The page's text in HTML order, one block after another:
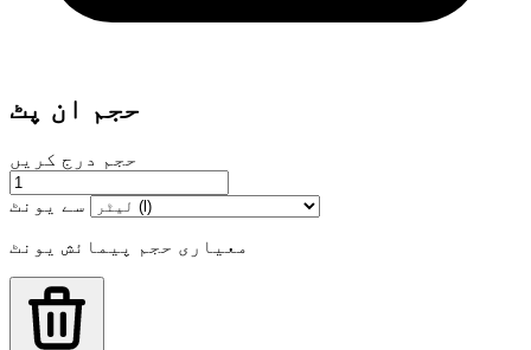
حجم ان پٹ
حجم درج کریں
سے یونٹ
معیاری حجم پیمائش یونٹ